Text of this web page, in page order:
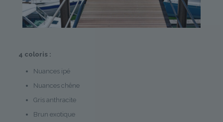
4 coloris :
Nuances ipé
Nuances chêne
Gris anthracite
Brun exotique